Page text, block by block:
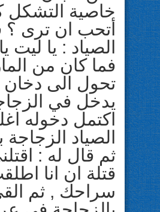
خاصية التشكل
أتحب ان ترى ؟
الصياد : يا ليت
فما كان من
تحول الى دخان
يدخل في
اكتمل دخوله
الصياد الزجاجة
ثم قال له :
قتلة ان انا
سراحك , ثم